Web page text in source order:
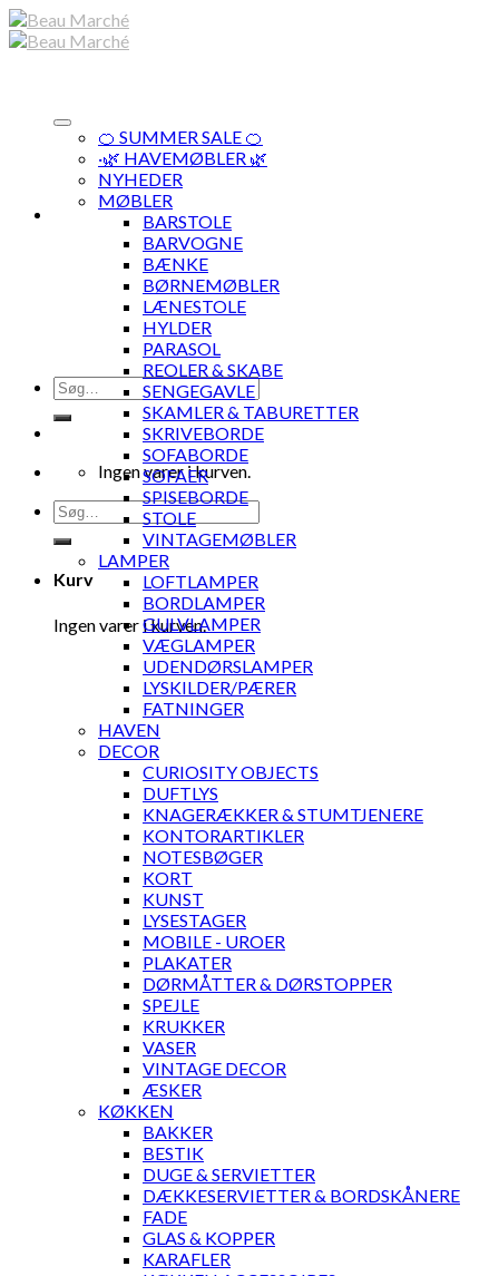
Skip
to
Søg
efter:
Ingen varer i kurven.
Søg
efter:
Kurv
Ingen varer i kurven.
🍊 SUMMER SALE 🍊
·🌿 HAVEMØBLER 🌿
NYHEDER
MØBLER
BARSTOLE
BARVOGNE
BÆNKE
BØRNEMØBLER
LÆNESTOLE
HYLDER
PARASOL
REOLER & SKABE
SENGEGAVLE
SKAMLER & TABURETTER
SKRIVEBORDE
SOFABORDE
SOFAER
SPISEBORDE
STOLE
VINTAGEMØBLER
LAMPER
LOFTLAMPER
BORDLAMPER
GULVLAMPER
VÆGLAMPER
UDENDØRSLAMPER
LYSKILDER/PÆRER
FATNINGER
HAVEN
DECOR
CURIOSITY OBJECTS
DUFTLYS
KNAGERÆKKER & STUMTJENERE
KONTORARTIKLER
NOTESBØGER
KORT
KUNST
LYSESTAGER
MOBILE - UROER
PLAKATER
DØRMÅTTER & DØRSTOPPER
SPEJLE
KRUKKER
VASER
VINTAGE DECOR
ÆSKER
KØKKEN
BAKKER
BESTIK
DUGE & SERVIETTER
DÆKKESERVIETTER & BORDSKÅNERE
FADE
GLAS & KOPPER
KARAFLER